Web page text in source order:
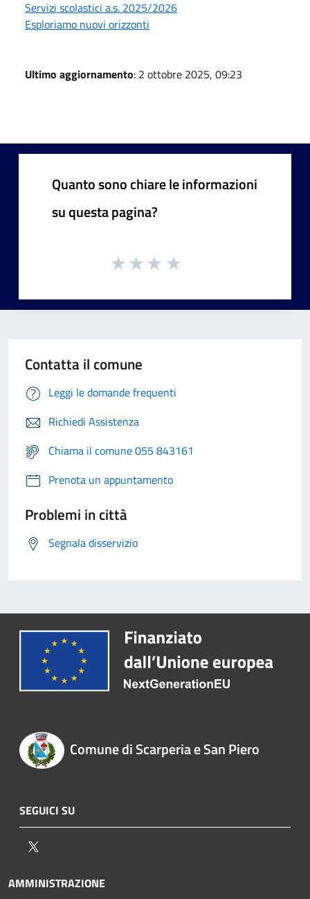
Servizi scolastici a.s. 2025/2026
Esploriamo nuovi orizzonti
Ultimo aggiornamento: 2 ottobre 2025, 09:23
Quanto sono chiare le informazioni
su questa pagina?
Contatta il comune
Leggi le domande frequenti
Richiedi Assistenza
Chiama il comune 055 843161
Prenota un appuntamento
Problemi in città
Segnala disservizio
Comune di Scarperia e San Piero
SEGUICI SU
AMMINISTRAZIONE